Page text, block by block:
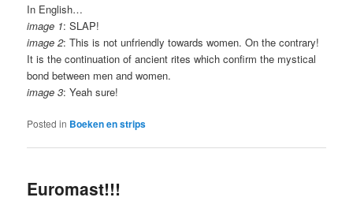
In English…
image 1: SLAP!
image 2: This is not unfriendly towards women. On the contrary!
It is the continuation of ancient rites which confirm the mystical
bond between men and women.
image 3: Yeah sure!
Posted in Boeken en strips
Euromast!!!